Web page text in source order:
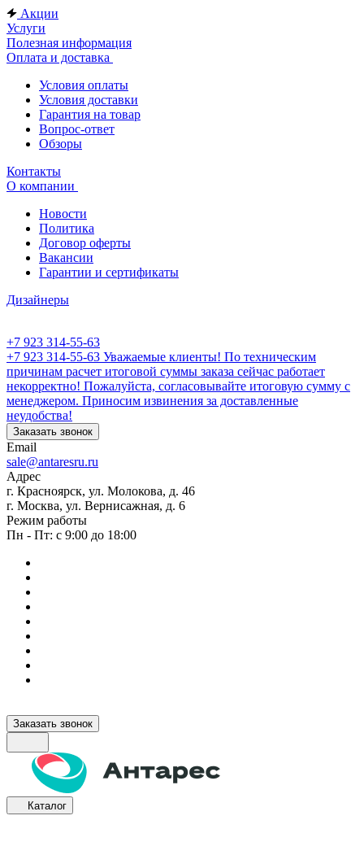
Акции
Услуги
Полезная информация
Оплата и доставка
Условия оплаты
Условия доставки
Гарантия на товар
Вопрос-ответ
Обзоры
Контакты
О компании
Новости
Политика
Договор оферты
Вакансии
Гарантии и сертификаты
Дизайнеры
+7 923 314-55-63
+7 923 314-55-63 Уважаемые клиенты! По техническим
причинам расчет итоговой суммы заказа сейчас работает
некорректно! Пожалуйста, согласовывайте итоговую сумму с
менеджером. Приносим извинения за доставленные
неудобства!
Заказать звонок
Email
sale@antaresru.ru
Адрес
г. Красноярск, ул. Молокова, д. 46
г. Москва, ул. Вернисажная, д. 6
Режим работы
Пн - Пт: с 9:00 до 18:00
Заказать звонок
Каталог